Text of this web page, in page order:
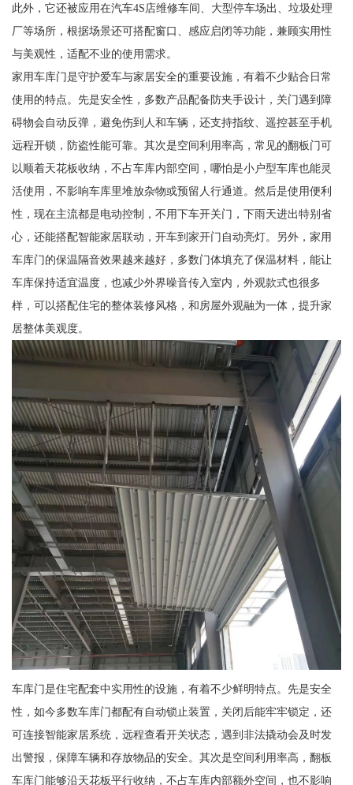
此外，它还被应用在汽车4S店维修车间、大型停车场出、垃圾处理
厂等场所，根据场景还可搭配窗口、感应启闭等功能，兼顾实用性
与美观性，适配不业的使用需求。
家用车库门是守护爱车与家居安全的重要设施，有着不少贴合日常
使用的特点。先是安全性，多数产品配备防夹手设计，关门遇到障
碍物会自动反弹，避免伤到人和车辆，还支持指纹、遥控甚至手机
远程开锁，防盗性能可靠。其次是空间利用率高，常见的翻板门可
以顺着天花板收纳，不占车库内部空间，哪怕是小户型车库也能灵
活使用，不影响车库里堆放杂物或预留人行通道。然后是使用便利
性，现在主流都是电动控制，不用下车开关门，下雨天进出特别省
心，还能搭配智能家居联动，开车到家开门自动亮灯。另外，家用
车库门的保温隔音效果越来越好，多数门体填充了保温材料，能让
车库保持适宜温度，也减少外界噪音传入室内，外观款式也很多
样，可以搭配住宅的整体装修风格，和房屋外观融为一体，提升家
居整体美观度。
车库门是住宅配套中实用性的设施，有着不少鲜明特点。先是安全
性，如今多数车库门都配有自动锁止装置，关闭后能牢牢锁定，还
可连接智能家居系统，远程查看开关状态，遇到非法撬动会及时发
出警报，保障车辆和存放物品的安全。其次是空间利用率高，翻板
车库门能够沿天花板平行收纳，不占车库内部额外空间，也不影响